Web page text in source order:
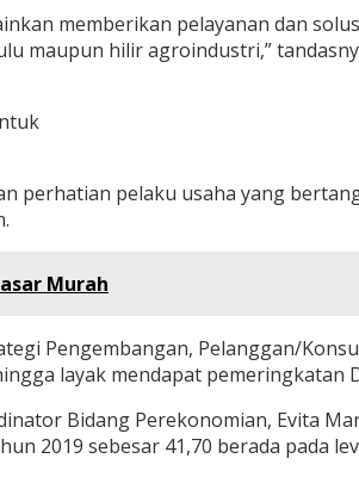
memberikan pelayanan dan
maupun hilir agroindustri,”
perhatian pelaku usaha yang
Murah
Pengembangan, Pelanggan/
layak mendapat pemeringkatan
Bidang Perekonomian, Evita
2019 sebesar 41,70 berada pada